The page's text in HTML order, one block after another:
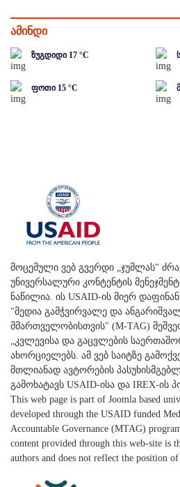
ამინდი
ზუგდიდი 17 °C
ფოთი 15 °C
მოცემული ვებ გვერდი „ჯუმლას"
უნივერსალური კონტენტის
ნაწილია. ის USAID-ის მიერ
"მედია გამჭვირვალე და
მმართველობისთვის" (M-TAG)
„კვლევისა და გაცვლების
ახორციელებს. ამ ვებ საიტზე
მთლიანად ავტორების
გამოხატავს USAID-ისა და IREX-ის
This web page is part of Joomla based
developed through the USAID funded
Accountable Governance (MTAG)
content provided through this web-site is
authors and does not reflect the position